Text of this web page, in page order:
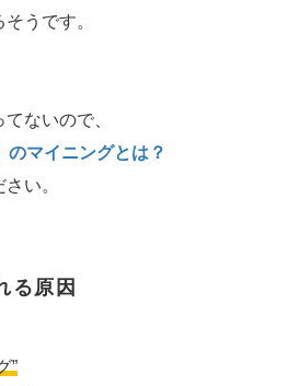
うです。
ないので、
のマイニングとは？
い。
る原因
”